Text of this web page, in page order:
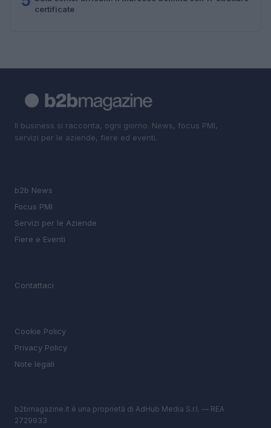
certificate
Il business si racconta, ogni giorno. News, focus PMI,
servizi per le aziende, fiere ed eventi.
b2b News
Focus PMI
Servizi per le Aziende
Fiere e Eventi
Contattaci
Cookie Policy
Privacy Policy
Note legali
b2bmagazine.it è una proprietà di AdHub Media S.r.l. — REA
2729933